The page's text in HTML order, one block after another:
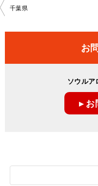
投
ビ
千葉県
お
ソウル
▸ お